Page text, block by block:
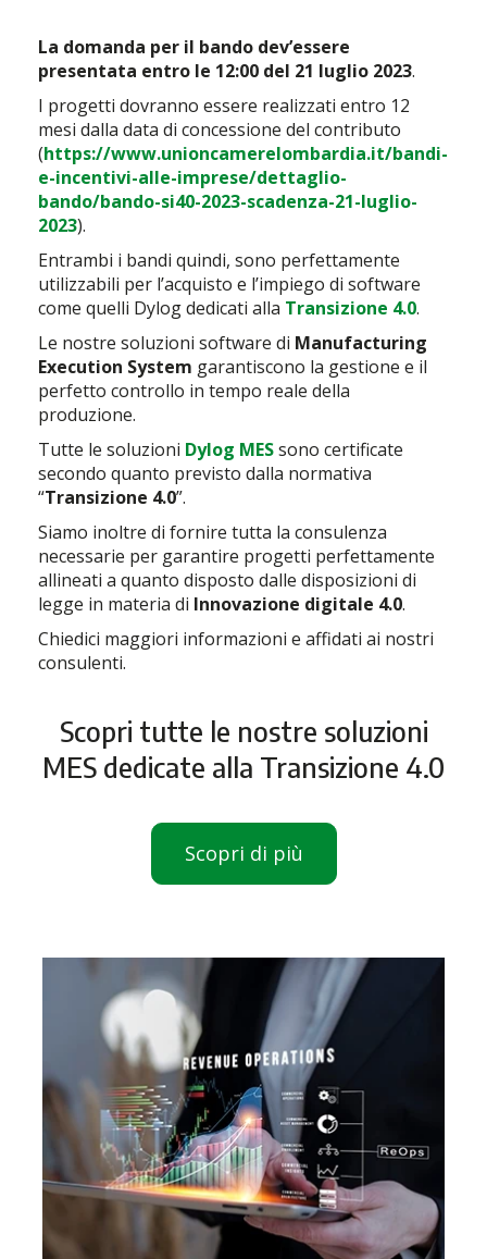
La domanda per il bando dev’essere
presentata entro le 12:00 del 21 luglio 2023.
I progetti dovranno essere realizzati entro 12
mesi dalla data di concessione del contributo
(https://www.unioncamerelombardia.it/bandi-
e-incentivi-alle-imprese/dettaglio-
bando/bando-si40-2023-scadenza-21-luglio-
2023).
Entrambi i bandi quindi, sono perfettamente
utilizzabili per l’acquisto e l’impiego di software
come quelli Dylog dedicati alla Transizione 4.0.
Le nostre soluzioni software di Manufacturing
Execution System garantiscono la gestione e il
perfetto controllo in tempo reale della
produzione.
Tutte le soluzioni Dylog MESsono certificate
secondo quanto previsto dalla normativa
“Transizione 4.0”.
Siamo inoltre di fornire tutta la consulenza
necessarie per garantire progetti perfettamente
allineati a quanto disposto dalle disposizioni di
legge in materia di Innovazione digitale 4.0.
Chiedici maggiori informazioni e affidati ai nostri
consulenti.
Scopri tutte le nostre soluzioni
MES dedicate alla Transizione 4.0
Scopri di più